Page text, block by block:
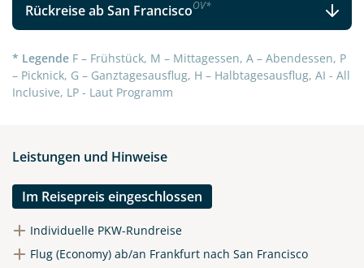
Rückreise ab San FranciscoOV*
* Legende F – Frühstück, M – Mittagessen, A – Abendessen, P
– Picknick, G – Ganztagesausflug, H – Halbtagesausflug, AI - All
Inclusive, LP - Laut Programm
Leistungen und Hinweise
Im Reisepreis eingeschlossen
Individuelle PKW-Rundreise
Flug (Economy) ab/an Frankfurt nach San Francisco